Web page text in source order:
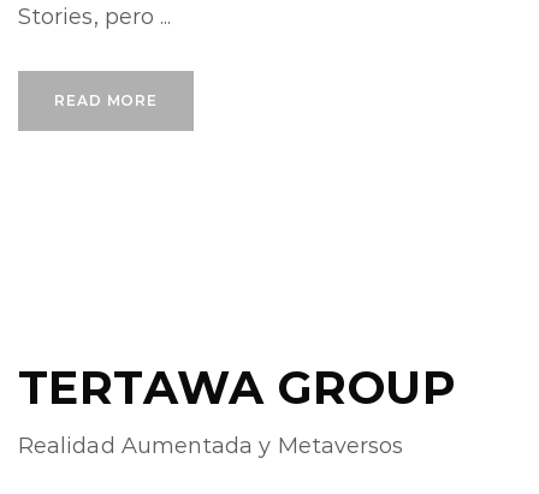
Stories, pero ...
READ MORE
TERTAWA GROUP
Realidad Aumentada y Metaversos